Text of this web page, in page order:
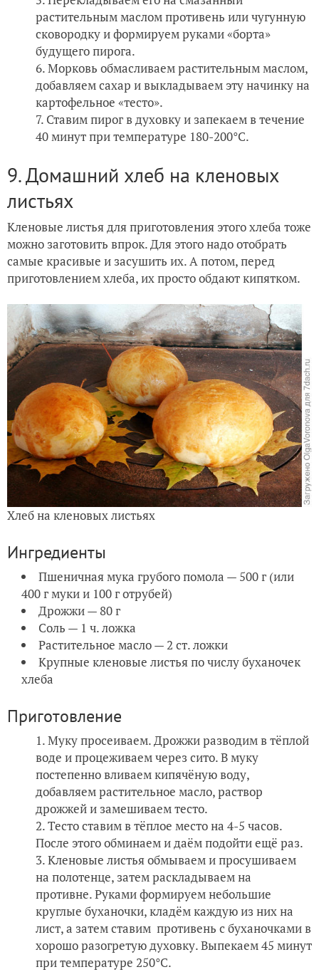
растительным маслом противень или чугунную
сковородку и формируем руками «борта»
будущего пирога.
Морковь обмасливаем растительным маслом,
добавляем сахар и выкладываем эту начинку на
картофельное «тесто».
Ставим пирог в духовку и запекаем в течение
40 минут при температуре 180-200°C.
9. Домашний хлеб на кленовых
листьях
Кленовые листья для приготовления этого хлеба тоже
можно заготовить впрок. Для этого надо отобрать
самые красивые и засушить их. А потом, перед
приготовлением хлеба, их просто обдают кипятком.
Хлеб на кленовых листьях
Ингредиенты
Пшеничная мука грубого помола — 500 г (или
400 г муки и 100 г отрубей)
Дрожжи — 80 г
Соль — 1 ч. ложка
Растительное масло — 2 ст. ложки
Крупные кленовые листья по числу буханочек
хлеба
Приготовление
Муку просеиваем. Дрожжи разводим в тёплой
воде и процеживаем через сито. В муку
постепенно вливаем кипячёную воду,
добавляем растительное масло, раствор
дрожжей и замешиваем тесто.
Тесто ставим в тёплое место на 4-5 часов.
После этого обминаем и даём подойти ещё раз.
Кленовые листья обмываем и просушиваем
на полотенце, затем раскладываем на
противне. Руками формируем небольшие
круглые буханочки, кладём каждую из них на
лист, а затем ставим противень с буханочками в
хорошо разогретую духовку. Выпекаем 45 минут
при температуре 250°C.